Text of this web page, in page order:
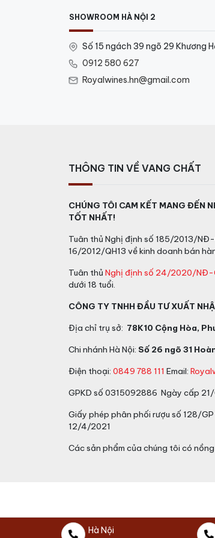
SHOWROOM HÀ NỘI 2
Số 15 ngách 39 ngõ 29 Khương
0912 580 627
Royalwines.hn@gmail.com
THÔNG TIN VỀ VANG CHẤT
CHÚNG TÔI CAM KẾT MANG ĐẾN
TỐT NHẤT!
Tuân thủ Nghị định số 185/2013/
16/2012/QH13 về kinh doanh bán
Tuân thủ Nghị định số 24/2020/NĐ-
dưới 18 tuổi.
CÔNG TY TNHH ĐẦU TƯ XUẤT
Địa chỉ trụ sở: 78K10 Cộng Hòa,
Chi nhánh Hà Nội: Số 26 ngõ 31
Điện thoại: 0849 788 111 Email:
GPKD số 0315092886 Ngày cấp
Giấy phép phân phối rượu số 128/
12/4/2021
Các sản phẩm của chúng tôi có
Hà Nội